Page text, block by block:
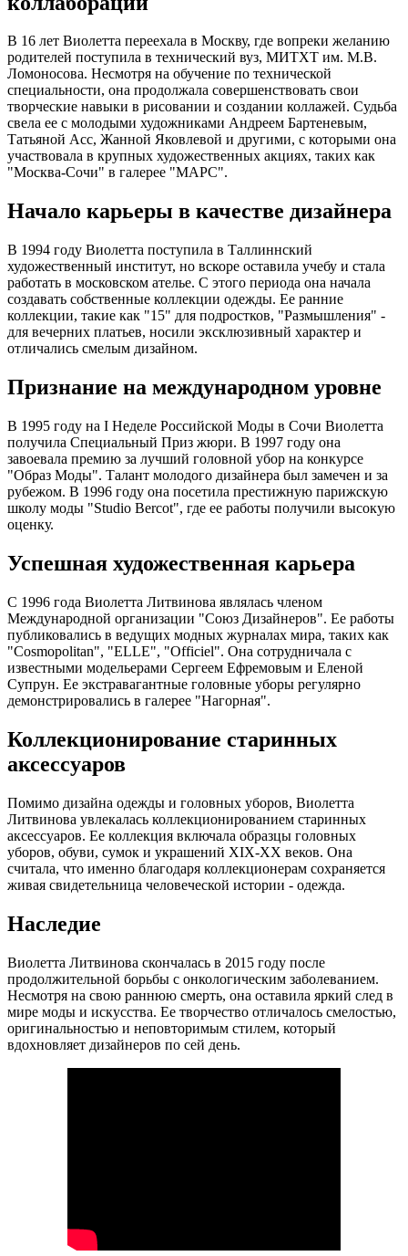
В 16 лет Виолетта переехала в Москву, где вопреки желанию
родителей поступила в технический вуз, МИТХТ им. М.В.
Ломоносова. Несмотря на обучение по технической
специальности, она продолжала совершенствовать свои
творческие навыки в рисовании и создании коллажей. Судьба
свела ее с молодыми художниками Андреем Бартеневым,
Татьяной Асс, Жанной Яковлевой и другими, с которыми она
участвовала в крупных художественных акциях, таких как
"Москва-Сочи" в галерее "МАРС".
Начало карьеры в качестве дизайнера
В 1994 году Виолетта поступила в Таллиннский
художественный институт, но вскоре оставила учебу и стала
работать в московском ателье. С этого периода она начала
создавать собственные коллекции одежды. Ее ранние
коллекции, такие как "15" для подростков, "Размышления" -
для вечерних платьев, носили эксклюзивный характер и
отличались смелым дизайном.
Признание на международном уровне
В 1995 году на I Неделе Российской Моды в Сочи Виолетта
получила Специальный Приз жюри. В 1997 году она
завоевала премию за лучший головной убор на конкурсе
"Образ Моды". Талант молодого дизайнера был замечен и за
рубежом. В 1996 году она посетила престижную парижскую
школу моды "Studio Bercot", где ее работы получили высокую
оценку.
Успешная художественная карьера
С 1996 года Виолетта Литвинова являлась членом
Международной организации "Союз Дизайнеров". Ее работы
публиковались в ведущих модных журналах мира, таких как
"Cosmopolitan", "ELLE", "Officiel". Она сотрудничала с
известными модельерами Сергеем Ефремовым и Еленой
Супрун. Ее экстравагантные головные уборы регулярно
демонстрировались в галерее "Нагорная".
Коллекционирование старинных
аксессуаров
Помимо дизайна одежды и головных уборов, Виолетта
Литвинова увлекалась коллекционированием старинных
аксессуаров. Ее коллекция включала образцы головных
уборов, обуви, сумок и украшений XIX-XX веков. Она
считала, что именно благодаря коллекционерам сохраняется
живая свидетельница человеческой истории - одежда.
Наследие
Виолетта Литвинова скончалась в 2015 году после
продолжительной борьбы с онкологическим заболеванием.
Несмотря на свою раннюю смерть, она оставила яркий след в
мире моды и искусства. Ее творчество отличалось смелостью,
оригинальностью и неповторимым стилем, который
вдохновляет дизайнеров по сей день.